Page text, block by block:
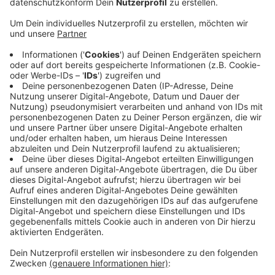
In Emsdetten hat es am frühen Morgen (03.05.) im
Behindertenwohnheim Grotthoff-Dahlmann-Stift
gebrannt. Nach Angaben der Feuerwehr-Leitstelle ist
das Feuer im Bereich der Küche ausgebrochen und es
entstand viel Rauch. Pflegekräfte und Feuerwehr
haben die 30 Bewohner aus dem Gebäude geholt. Die
meisten werden nun in der benachbarten
Wilhelmschule betreut. Einige bleiben im Heim. Ein
Mensch wurde leicht verletzt. Nach Angaben der
Polizei wurde der Betroffene wegen des Verdachts
auf Rauchgasvergiftung ins Krankenhaus gebracht.
Insgesamt waren 250 Einsatzkräfte in Emsdetten. Die
Polizei geht von einem technischen Defekt als
Brandursache aus.